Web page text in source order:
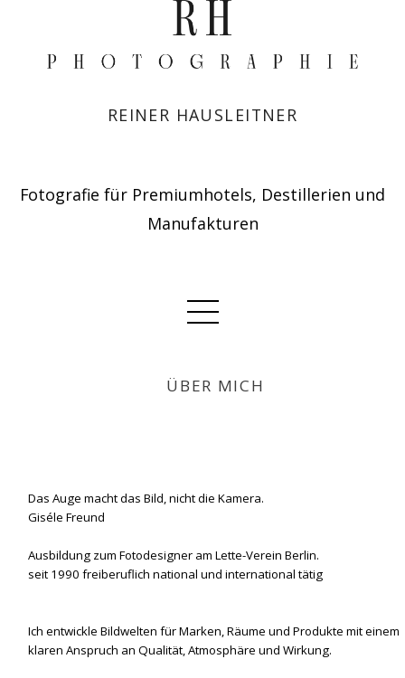
REINER HAUSLEITNER
Fotografie für Premiumhotels, Destillerien und
Manufakturen
ÜBER MICH
Das Auge macht das Bild, nicht die Kamera.
Giséle Freund
Ausbildung zum Fotodesigner am Lette-Verein Berlin.
seit 1990 freiberuflich national und international tätig
Ich entwickle Bildwelten für Marken, Räume und Produkte mit einem
klaren Anspruch an Qualität, Atmosphäre und Wirkung.